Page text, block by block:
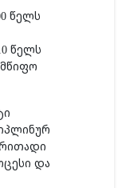
წელს
წელს
და